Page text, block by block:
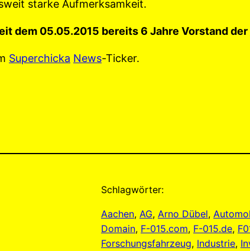
starke Aufmerksamkeit.
dem 05.05.2015 bereits 6 Jahre Vorstand der
Superchicka News-Ticker.
Schlagwörter:
Aachen, AG, Arno Dübel,
Domain, F-015.com, F-015.de,
Forschungsfahrzeug, Industrie,